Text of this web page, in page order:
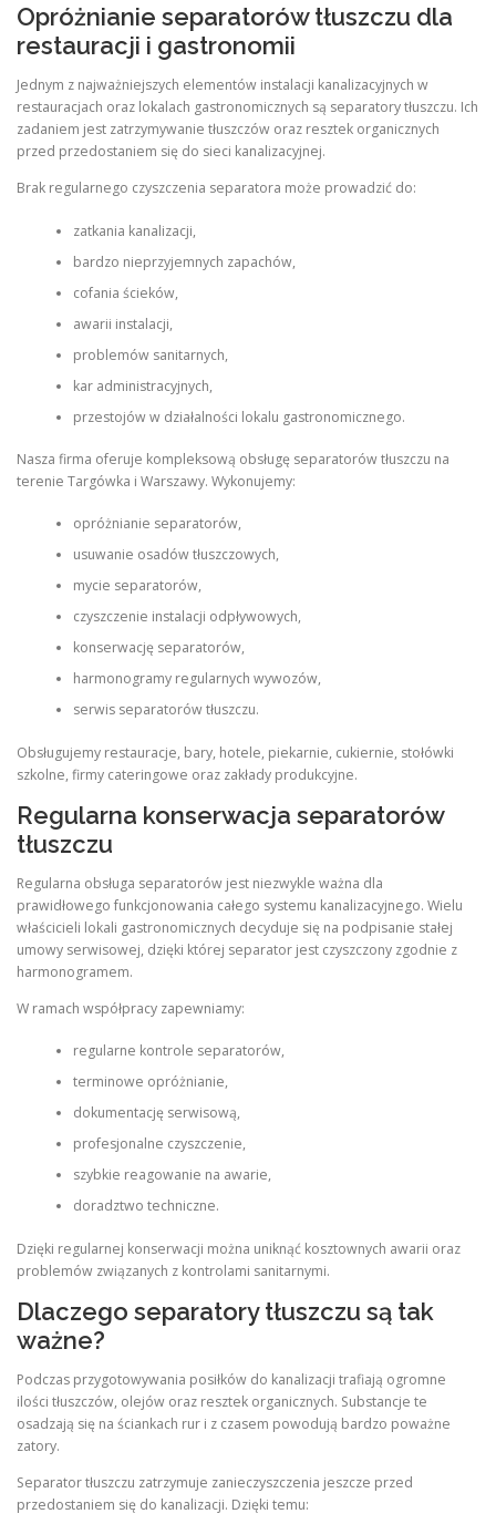
Opróżnianie separatorów tłuszczu dla
restauracji i gastronomii
Jednym z najważniejszych elementów instalacji kanalizacyjnych w
restauracjach oraz lokalach gastronomicznych są separatory tłuszczu. Ich
zadaniem jest zatrzymywanie tłuszczów oraz resztek organicznych
przed przedostaniem się do sieci kanalizacyjnej.
Brak regularnego czyszczenia separatora może prowadzić do:
zatkania kanalizacji,
bardzo nieprzyjemnych zapachów,
cofania ścieków,
awarii instalacji,
problemów sanitarnych,
kar administracyjnych,
przestojów w działalności lokalu gastronomicznego.
Nasza firma oferuje kompleksową obsługę separatorów tłuszczu na
terenie Targówka i Warszawy. Wykonujemy:
opróżnianie separatorów,
usuwanie osadów tłuszczowych,
mycie separatorów,
czyszczenie instalacji odpływowych,
konserwację separatorów,
harmonogramy regularnych wywozów,
serwis separatorów tłuszczu.
Obsługujemy restauracje, bary, hotele, piekarnie, cukiernie, stołówki
szkolne, firmy cateringowe oraz zakłady produkcyjne.
Regularna konserwacja separatorów
tłuszczu
Regularna obsługa separatorów jest niezwykle ważna dla
prawidłowego funkcjonowania całego systemu kanalizacyjnego. Wielu
właścicieli lokali gastronomicznych decyduje się na podpisanie stałej
umowy serwisowej, dzięki której separator jest czyszczony zgodnie z
harmonogramem.
W ramach współpracy zapewniamy:
regularne kontrole separatorów,
terminowe opróżnianie,
dokumentację serwisową,
profesjonalne czyszczenie,
szybkie reagowanie na awarie,
doradztwo techniczne.
Dzięki regularnej konserwacji można uniknąć kosztownych awarii oraz
problemów związanych z kontrolami sanitarnymi.
Dlaczego separatory tłuszczu są tak
ważne?
Podczas przygotowywania posiłków do kanalizacji trafiają ogromne
ilości tłuszczów, olejów oraz resztek organicznych. Substancje te
osadzają się na ściankach rur i z czasem powodują bardzo poważne
zatory.
Separator tłuszczu zatrzymuje zanieczyszczenia jeszcze przed
przedostaniem się do kanalizacji. Dzięki temu: